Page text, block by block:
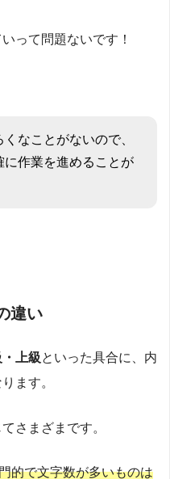
って問題ないです！
なことがないので、
に作業を進めることが
違い
上級といった具合に、内
ます。
さまざまです。
的で文字数が多いものは